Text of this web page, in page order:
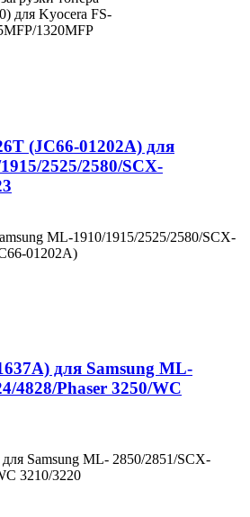
для Kyocera FS-
1320MFP
(JC66-01202A) для
2525/2580/SCX-
ML-1910/1915/2525/2580/SCX-
01202A)
для Samsung ML-
4828/Phaser 3250/WC
Samsung ML- 2850/2851/SCX-
3210/3220